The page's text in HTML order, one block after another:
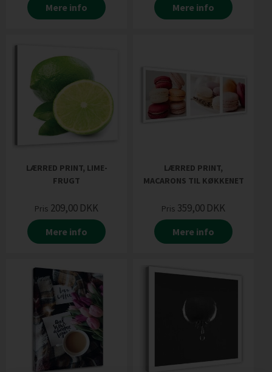
Mere info Mere info
LÆRRED PRINT, LIME-
FRUGT
Pris 209,00 DKK
Mere info
LÆRRED PRINT,
MACARONS TIL KØKKENET
Pris 359,00 DKK
Mere info